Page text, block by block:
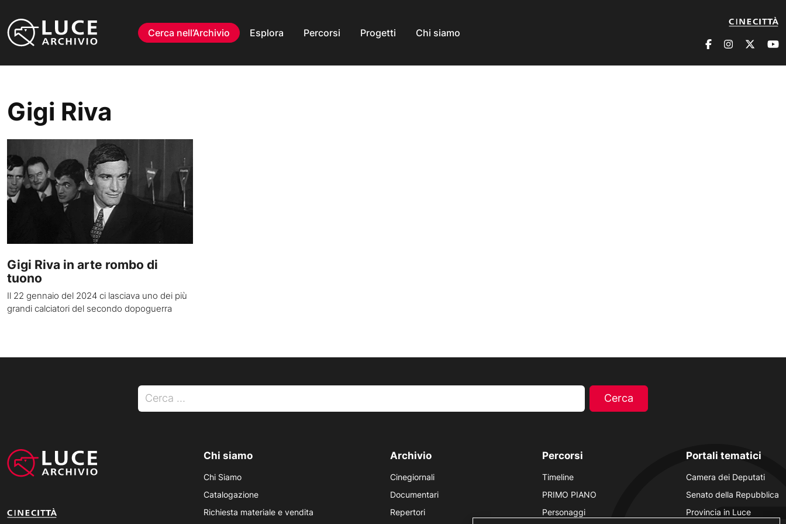
Cerca nell’Archivio Esplora Percorsi Progetti Chi siamo
Gigi Riva
Gigi Riva in arte rombo di
tuono
Il 22 gennaio del 2024 ci lasciava uno dei più
grandi calciatori del secondo dopoguerra
Ricerca per:
Chi siamo
Chi Siamo
Catalogazione
Richiesta materiale e vendita
Archivio
Cinegiornali
Documentari
Repertori
Percorsi
Timeline
PRIMO PIANO
Personaggi
Portali tematici
Camera dei Deputati
Senato della Repubblica
Provincia in Luce